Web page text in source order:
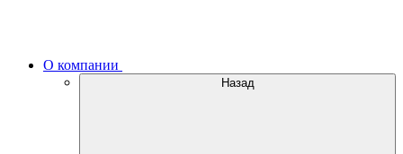
О компании
Назад